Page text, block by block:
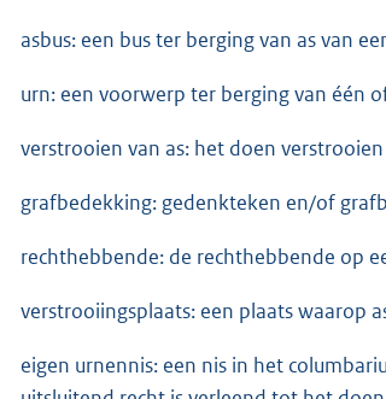
asbus: een bus ter berging van as van
urn: een voorwerp ter berging van één
verstrooien van as: het doen
grafbedekking: gedenkteken en/of
rechthebbende: de rechthebbende op
verstrooiingsplaats: een plaats waarop
eigen urnennis: een nis in het